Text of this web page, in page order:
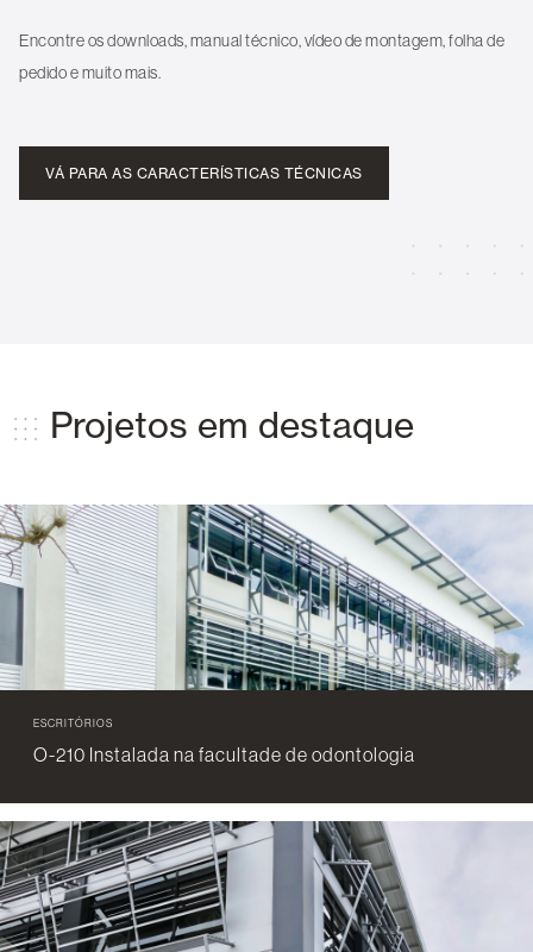
Encontre os downloads, manual técnico, vídeo de montagem, folha de
pedido e muito mais.
VÁ PARA AS CARACTERÍSTICAS TÉCNICAS
Projetos em destaque
ESCRITÓRIOS
O-210 Instalada na facultade de odontologia